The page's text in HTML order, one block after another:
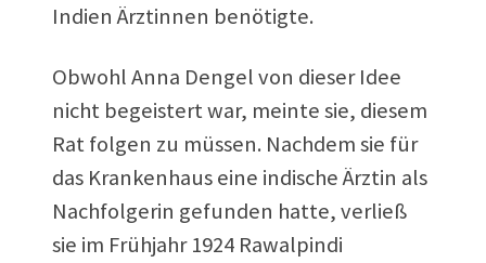
Indien Ärztinnen benötigte.
Obwohl Anna Dengel von dieser Idee
nicht begeistert war, meinte sie, diesem
Rat folgen zu müssen. Nachdem sie für
das Krankenhaus eine indische Ärztin als
Nachfolgerin gefunden hatte, verließ
sie im Frühjahr 1924 Rawalpindi